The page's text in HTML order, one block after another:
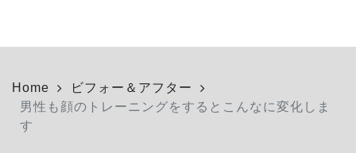
Home
ビフォー＆アフター
男性も顔のトレーニングをするとこんなに変化しま
す